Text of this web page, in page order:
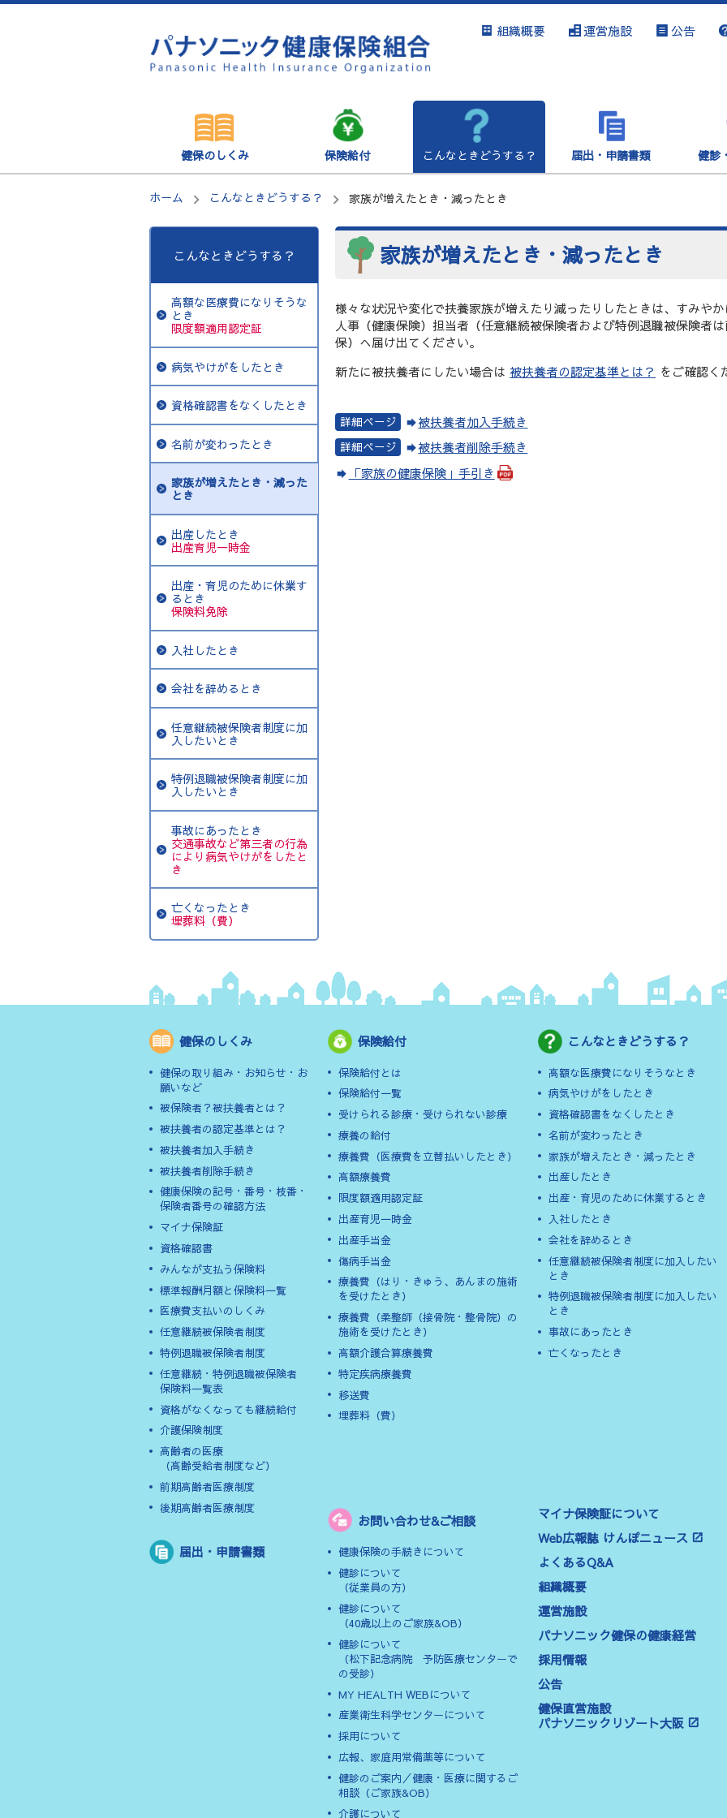
組織概要 運営施設 公告
健保のしくみ 保険給付 こんなときどうする？ 届出・申請書類 健診
ホーム こんなときどうする？ 家族が増えたとき・減ったとき
こんなときどうする？
高額な医療費になりそうな
とき
限度額適用認定証
病気やけがをしたとき
資格確認書をなくしたとき
名前が変わったとき
家族が増えたとき・減った
とき
出産したとき
出産育児一時金
出産・育児のために休業す
るとき
保険料免除
入社したとき
会社を辞めるとき
任意継続被保険者制度に加
入したいとき
特例退職被保険者制度に加
入したいとき
事故にあったとき
交通事故など第三者の行為
により病気やけがをしたと
き
亡くなったとき
埋葬料（費）
家族が増えたとき・減ったとき
様々な状況や変化で扶養家族が増えたり減ったりしたときは、すみや
人事（健康保険）担当者（任意継続被保険者および特例退職被保険者
保）へ届け出てください。
新たに被扶養者にしたい場合は 被扶養者の認定基準とは？ をご確認く
被扶養者加入手続き
被扶養者削除手続き
「家族の健康保険」手引き
健保のしくみ
健保の取り組み・お知らせ・お
願いなど
被保険者？被扶養者とは？
被扶養者の認定基準とは？
被扶養者加入手続き
被扶養者削除手続き
健康保険の記号・番号・枝番・
保険者番号の確認方法
マイナ保険証
資格確認書
みんなが支払う保険料
標準報酬月額と保険料一覧
医療費支払いのしくみ
任意継続被保険者制度
特例退職被保険者制度
任意継続・特例退職被保険者
保険料一覧表
資格がなくなっても継続給付
介護保険制度
高齢者の医療
（高齢受給者制度など）
前期高齢者医療制度
後期高齢者医療制度
届出・申請書類
保険給付
保険給付とは
保険給付一覧
受けられる診療・受けられない診療
療養の給付
療養費（医療費を立替払いしたとき）
高額療養費
限度額適用認定証
出産育児一時金
出産手当金
傷病手当金
療養費（はり・きゅう、あんまの施術
を受けたとき）
療養費（柔整師（接骨院・整骨院）の
施術を受けたとき）
高額介護合算療養費
特定疾病療養費
移送費
埋葬料（費）
お問い合わせ&ご相談
健康保険の手続きについて
健診について
（従業員の方）
健診について
（40歳以上のご家族&OB）
健診について
（松下記念病院 予防医療センターで
の受診）
MY HEALTH WEBについて
産業衛生科学センターについて
採用について
広報、家庭用常備薬等について
健診のご案内／健康・医療に関するご
相談（ご家族&OB）
介護について
こんなときどうする？
高額な医療費になりそうなとき
病気やけがをしたとき
資格確認書をなくしたとき
名前が変わったとき
家族が増えたとき・減ったとき
出産したとき
出産・育児のために休業するとき
入社したとき
会社を辞めるとき
任意継続被保険者制度に加入したい
とき
特例退職被保険者制度に加入したい
とき
事故にあったとき
亡くなったとき
マイナ保険証について
Web広報誌 けんぽニュース
よくあるQ&A
組織概要
運営施設
パナソニック健保の健康経営
採用情報
公告
健保直営施設
パナソニックリゾート大阪